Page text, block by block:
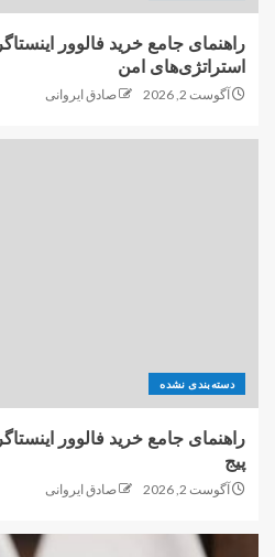
راهنمای جامع خرید فالوور
استراتژی‌های امن
آگوست 2, 2026 صادق ایروانی
دسته‌بندی نشده
راهنمای جامع خرید فالوور
پیج
آگوست 2, 2026 صادق ایروانی